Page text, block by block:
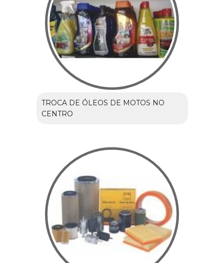
TROCA DE ÓLEOS DE MOTOS NO
CENTRO